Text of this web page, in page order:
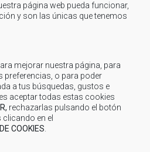
página web pueda funcionar,
y son las únicas que tenemos
mejorar nuestra página, para
preferencias, o para poder
a tus búsquedas, gustos e
aceptar todas estas cookies
rechazarlas pulsando el botón
en el
COOKIES